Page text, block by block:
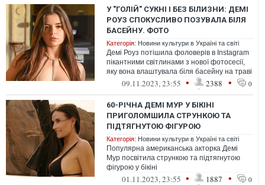
У "ГОЛІЙ" СУКНІ І БЕЗ БІЛИЗНИ: ДЕМІ
РОУЗ СПОКУСЛИВО ПОЗУВАЛА БІЛЯ
БАСЕЙНУ. ФОТО
Категорія: Новини культури в Україні та світі
Демі Роуз потішила фоловерів в Instagram
пікантними світлинами з нової фотосесії,
яку вона влаштувала біля басейну на траві
09.11.2023, 23:55 • 2388 • 0
60-РІЧНА ДЕМІ МУР У БІКІНІ
ПРИГОЛОМШИЛА СТРУНКОЮ ТА
ПІДТЯГНУТОЮ ФІГУРОЮ
Категорія: Новини культури в Україні та світі
Популярна американська акторка Демі
Мур посвітила стрункою та підтягнутою
фігурою у бікіні
01.11.2023, 23:55 • 1887 • 0